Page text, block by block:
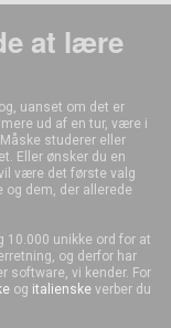
at lære
uanset om det er
ud af en tur, være i
studerer eller
Eller ønsker du en
være det første valg
og dem, der allerede
10.000 unikke ord for at
og derfor har
software, vi kender. For
og italienske verber du